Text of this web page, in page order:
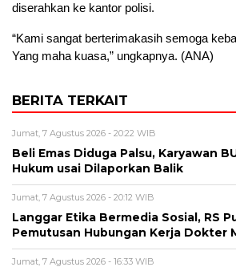
diserahkan ke kantor polisi.
“Kami sangat berterimakasih semoga
Yang maha kuasa,” ungkapnya. (ANA)
BERITA TERKAIT
Jumat, 7 Agustus 2026 - 20:22 WIB
Beli Emas Diduga Palsu, Karyawan
Hukum usai Dilaporkan Balik
Jumat, 7 Agustus 2026 - 20:12 WIB
Langgar Etika Bermedia Sosial, RS
Pemutusan Hubungan Kerja Dokter
Jumat, 7 Agustus 2026 - 16:33 WIB